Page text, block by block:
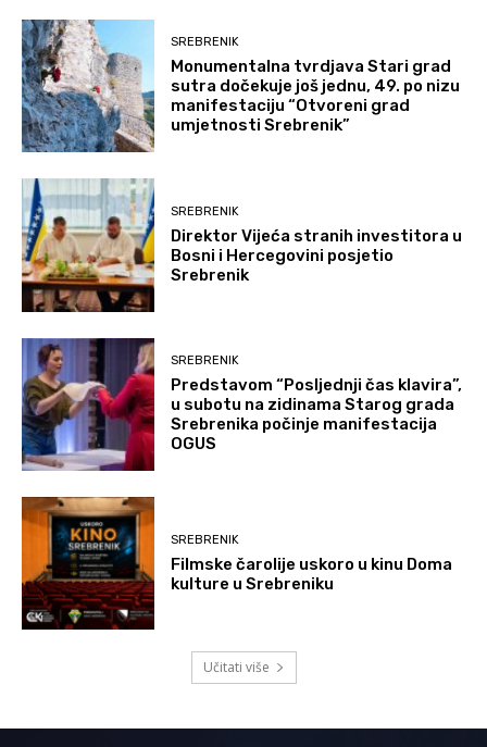
SREBRENIK
Monumentalna tvrdjava Stari grad
sutra dočekuje još jednu, 49. po nizu
manifestaciju “Otvoreni grad
umjetnosti Srebrenik”
SREBRENIK
Direktor Vijeća stranih investitora u
Bosni i Hercegovini posjetio
Srebrenik
SREBRENIK
Predstavom “Posljednji čas klavira”,
u subotu na zidinama Starog grada
Srebrenika počinje manifestacija
OGUS
SREBRENIK
Filmske čarolije uskoro u kinu Doma
kulture u Srebreniku
Učitati više